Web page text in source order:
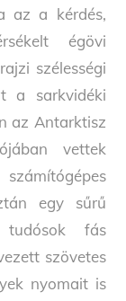
az a kérdés,
égövi
szélességi
a sarkvidéki
az Antarktisz
vettek
egy sűrű
fás
szövetes
nyomait is